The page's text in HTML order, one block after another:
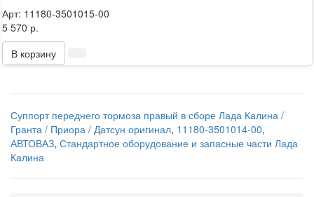
Арт: 11180-3501015-00
5 570 р.
В корзину
Суппорт переднего тормоза правый в сборе Лада Калина /
Гранта / Приора / Датсун оригинал, 11180-3501014-00,
АВТОВАЗ, Стандартное оборудование и запасные части Лада
Калина